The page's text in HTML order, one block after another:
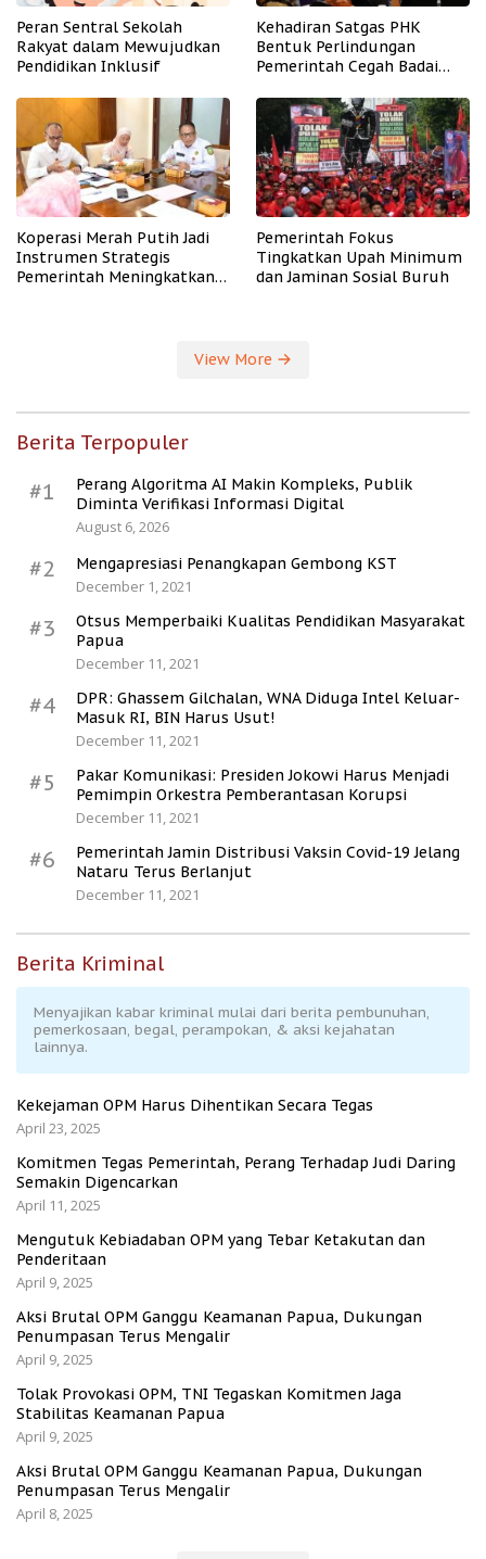
Peran Sentral Sekolah
Rakyat dalam Mewujudkan
Pendidikan Inklusif
Kehadiran Satgas PHK
Bentuk Perlindungan
Pemerintah Cegah Badai
Koperasi Merah Putih Jadi
Instrumen Strategis
Pemerintah Meningkatkan
Pemerintah Fokus
Tingkatkan Upah Minimum
dan Jaminan Sosial Buruh
View More
Berita Terpopuler
#1
Perang Algoritma AI Makin Kompleks, Publik
Diminta Verifikasi Informasi Digital
August 6, 2026
#2
Mengapresiasi Penangkapan Gembong KST
December 1, 2021
#3
Otsus Memperbaiki Kualitas Pendidikan Masyarakat
Papua
December 11, 2021
#4
DPR: Ghassem Gilchalan, WNA Diduga Intel Keluar-
Masuk RI, BIN Harus Usut!
December 11, 2021
#5
Pakar Komunikasi: Presiden Jokowi Harus Menjadi
Pemimpin Orkestra Pemberantasan Korupsi
December 11, 2021
#6
Pemerintah Jamin Distribusi Vaksin Covid-19 Jelang
Nataru Terus Berlanjut
December 11, 2021
Berita Kriminal
Menyajikan kabar kriminal mulai dari berita pembunuhan,
pemerkosaan, begal, perampokan, & aksi kejahatan
lainnya.
Kekejaman OPM Harus Dihentikan Secara Tegas
April 23, 2025
Komitmen Tegas Pemerintah, Perang Terhadap Judi Daring
Semakin Digencarkan
April 11, 2025
Mengutuk Kebiadaban OPM yang Tebar Ketakutan dan
Penderitaan
April 9, 2025
Aksi Brutal OPM Ganggu Keamanan Papua, Dukungan
Penumpasan Terus Mengalir
April 9, 2025
Tolak Provokasi OPM, TNI Tegaskan Komitmen Jaga
Stabilitas Keamanan Papua
April 9, 2025
Aksi Brutal OPM Ganggu Keamanan Papua, Dukungan
Penumpasan Terus Mengalir
April 8, 2025